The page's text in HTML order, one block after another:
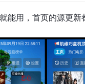
能用，首页的源更新